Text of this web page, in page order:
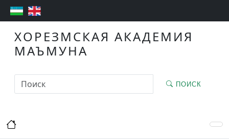
ХОРЕЗМСКАЯ АКАДЕМИЯ
МАЪМУНА
ПОИСК